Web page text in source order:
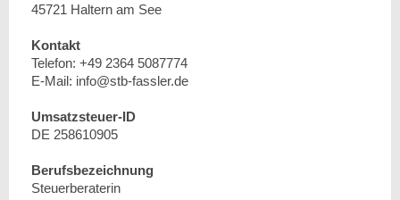
45721 Haltern am See
Kontakt
Telefon: +49 2364 5087774
E-Mail: info@stb-fassler.de
Umsatzsteuer-ID
DE 258610905
Berufsbezeichnung
Steuerberaterin